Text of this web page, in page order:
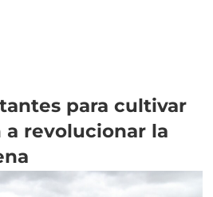
para cultivar
revolucionar la